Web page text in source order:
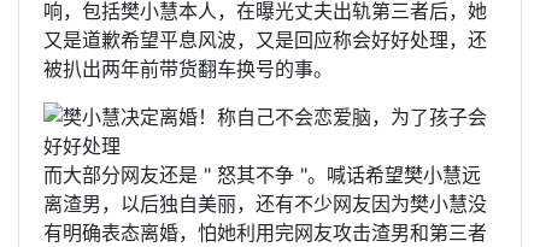
响，包括樊小慧本人，在曝光丈夫出轨第三者后，她
又是道歉希望平息风波，又是回应称会好好处理，还
被扒出两年前带货翻车换号的事。
而大部分网友还是 " 怒其不争 "。喊话希望樊小慧远
离渣男，以后独自美丽，还有不少网友因为樊小慧没
有明确表态离婚，怕她利用完网友攻击渣男和第三者